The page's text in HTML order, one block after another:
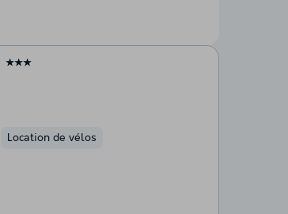
★★★
Location de vélos